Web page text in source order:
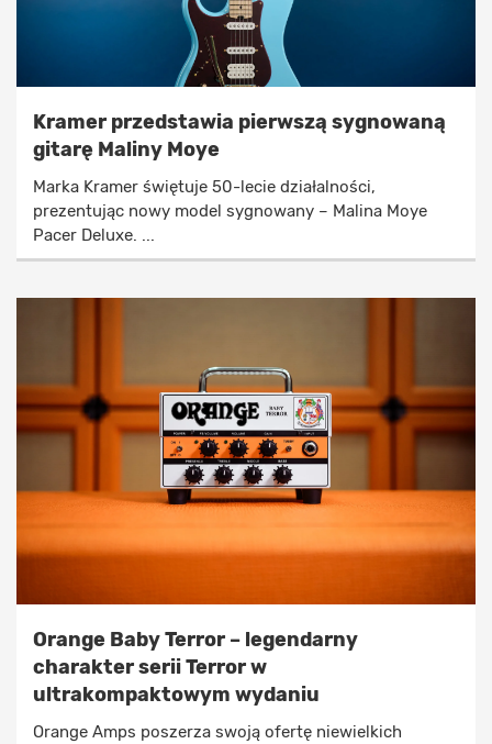
Kramer przedstawia pierwszą sygnowaną
gitarę Maliny Moye
Marka Kramer świętuje 50-lecie działalności,
prezentując nowy model sygnowany – Malina Moye
Pacer Deluxe. ...
Orange Baby Terror – legendarny
charakter serii Terror w
ultrakompaktowym wydaniu
Orange Amps poszerza swoją ofertę niewielkich